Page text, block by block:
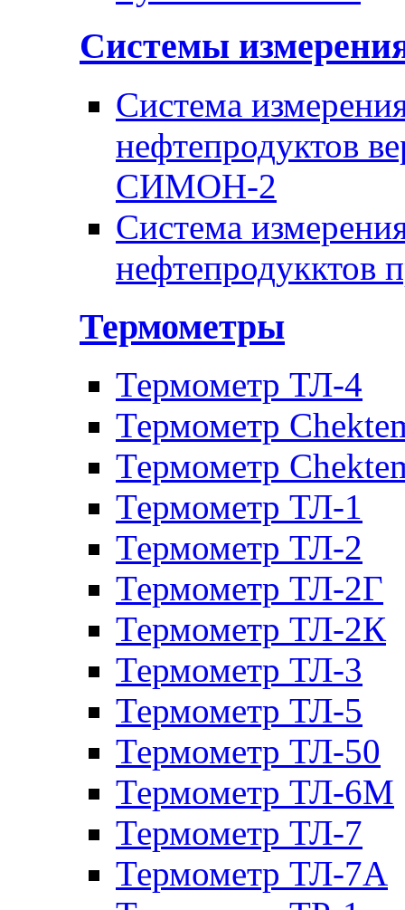
Системы
Система
нефтепродуктов
СИМОН-2
Система
Термометры
Термометр ТЛ-4
Термометр
Термометр
Термометр ТЛ-1
Термометр ТЛ-2
Термометр ТЛ-2Г
Термометр ТЛ-2К
Термометр ТЛ-3
Термометр ТЛ-5
Термометр ТЛ-50
Термометр ТЛ-6М
Термометр ТЛ-7
Термометр ТЛ-7А